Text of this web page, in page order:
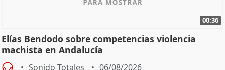
00:36
Elías Bendodo sobre competencias violencia
machista en Andalucía
Sonido Totales 06/08/2026